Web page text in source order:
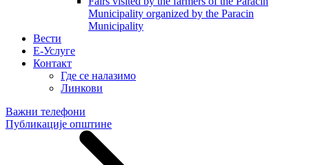
Municipality organized by the Paracin
Municipality
Вести
E-Услуге
Контакт
Где се налазимо
Линкови
Важни телефони
Публикације општине